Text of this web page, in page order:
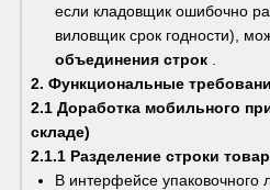
если кладовщик ошибочно
объединения строк
2. Функциональные
2.1 Доработка мобильного
складе)
2.1.1 Разделение строки